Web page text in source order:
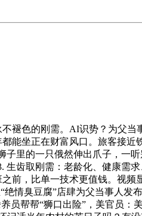
色的刚需。AI识势？为父当
坐正在财富风口。旅客接近
里的一只俄然伸出爪子，一
齿取刚需：老龄化、健康需
前，比单一技术更值钱。视
情臭豆腐”店肆为父当事人发
员帮帮“狮口出险”，美官员：